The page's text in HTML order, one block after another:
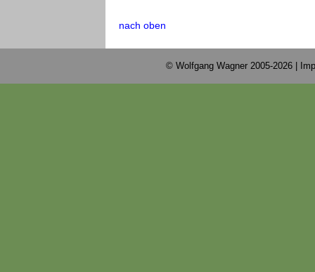
nach oben
© Wolfgang Wagner 2005-2026 |